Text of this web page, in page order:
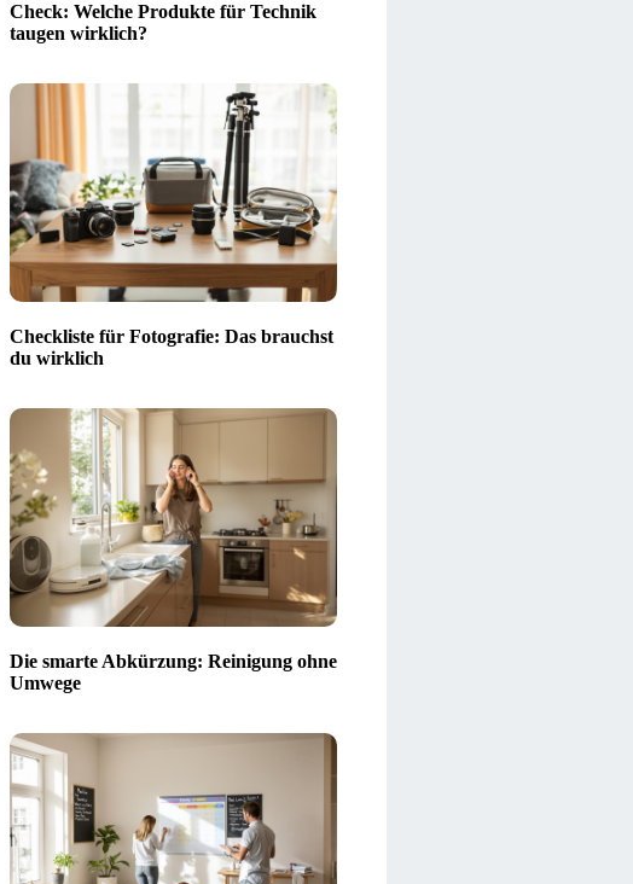
Check: Welche Produkte für Technik
taugen wirklich?
Checkliste für Fotografie: Das brauchst
du wirklich
Die smarte Abkürzung: Reinigung ohne
Umwege